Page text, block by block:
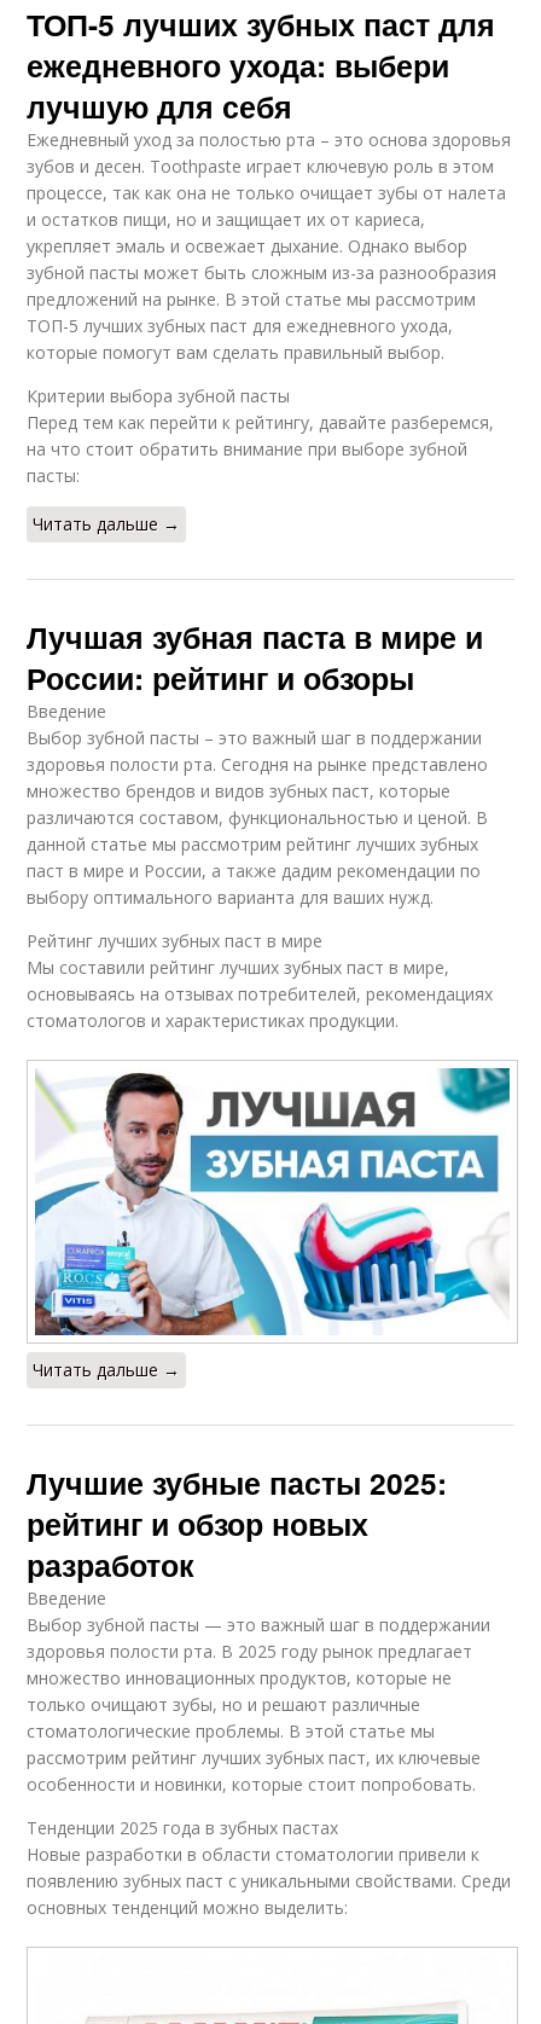
ТОП-5 лучших зубных паст для
ежедневного ухода: выбери
лучшую для себя
Ежедневный уход за полостью рта – это основа здоровья
зубов и десен. Toothpaste играет ключевую роль в этом
процессе, так как она не только очищает зубы от налета
и остатков пищи, но и защищает их от кариеса,
укрепляет эмаль и освежает дыхание. Однако выбор
зубной пасты может быть сложным из-за разнообразия
предложений на рынке. В этой статье мы рассмотрим
ТОП-5 лучших зубных паст для ежедневного ухода,
которые помогут вам сделать правильный выбор.
Критерии выбора зубной пасты
Перед тем как перейти к рейтингу, давайте разберемся,
на что стоит обратить внимание при выборе зубной
пасты:
Читать дальше →
Лучшая зубная паста в мире и
России: рейтинг и обзоры
Введение
Выбор зубной пасты – это важный шаг в поддержании
здоровья полости рта. Сегодня на рынке представлено
множество брендов и видов зубных паст, которые
различаются составом, функциональностью и ценой. В
данной статье мы рассмотрим рейтинг лучших зубных
паст в мире и России, а также дадим рекомендации по
выбору оптимального варианта для ваших нужд.
Рейтинг лучших зубных паст в мире
Мы составили рейтинг лучших зубных паст в мире,
основываясь на отзывах потребителей, рекомендациях
стоматологов и характеристиках продукции.
Читать дальше →
Лучшие зубные пасты 2025:
рейтинг и обзор новых
разработок
Введение
Выбор зубной пасты — это важный шаг в поддержании
здоровья полости рта. В 2025 году рынок предлагает
множество инновационных продуктов, которые не
только очищают зубы, но и решают различные
стоматологические проблемы. В этой статье мы
рассмотрим рейтинг лучших зубных паст, их ключевые
особенности и новинки, которые стоит попробовать.
Тенденции 2025 года в зубных пастах
Новые разработки в области стоматологии привели к
появлению зубных паст с уникальными свойствами. Среди
основных тенденций можно выделить: